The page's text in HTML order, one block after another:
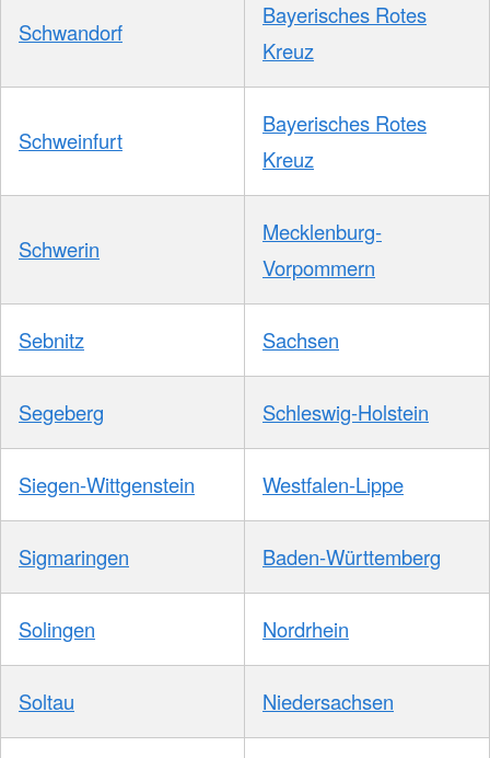
Schwandorf
Bayerisches Rotes
Kreuz
Schweinfurt
Bayerisches Rotes
Kreuz
Schwerin
Mecklenburg-
Vorpommern
Sebnitz Sachsen
Segeberg Schleswig-Holstein
Siegen-Wittgenstein Westfalen-Lippe
Sigmaringen Baden-Württemberg
Solingen Nordrhein
Soltau Niedersachsen